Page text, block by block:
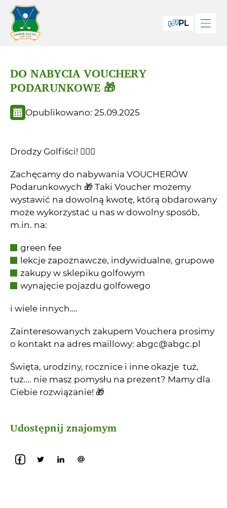
PL
DO NABYCIA VOUCHERY
PODARUNKOWE 🎁
Opublikowano: 25.09.2025
Drodzy Golfiści! 🏌🏼‍♂️
Zachęcamy do nabywania VOUCHERÓW
Podarunkowych 🎁 Taki Voucher możemy
wystawić na dowolną kwotę, którą obdarowany
może wykorzystać u nas w dowolny sposób,
m.in. na:
green fee
lekcje zapoznawcze, indywidualne, grupowe
zakupy w sklepiku golfowym
wynajęcie pojazdu golfowego
i wiele innych….
Zainteresowanych zakupem Vouchera prosimy
o kontakt na adres maillowy: abgc@abgc.pl
Święta, urodziny, rocznice i inne okazje tuż,
tuż…. nie masz pomysłu na prezent? Mamy dla
Ciebie rozwiązanie! 🎁
Udostępnij znajomym